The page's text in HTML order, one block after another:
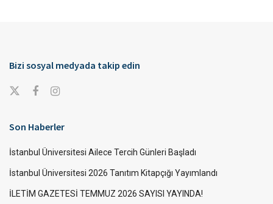
Bizi sosyal medyada takip edin
Son Haberler
İstanbul Üniversitesi Ailece Tercih Günleri Başladı
İstanbul Üniversitesi 2026 Tanıtım Kitapçığı Yayımlandı
İLETİM GAZETESİ TEMMUZ 2026 SAYISI YAYINDA!